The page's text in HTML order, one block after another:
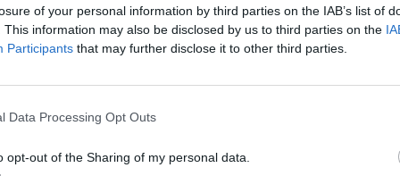
of your personal information by third parties on the IAB’s list of
This information may also be disclosed by us to third parties on the
Participants that may further disclose it to other third parties.
Data Processing Opt Outs
opt-out of the Sharing of my personal data.